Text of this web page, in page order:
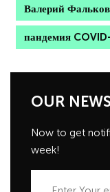
Валерий Фальков
пандемия
OUR
Now to get
week!